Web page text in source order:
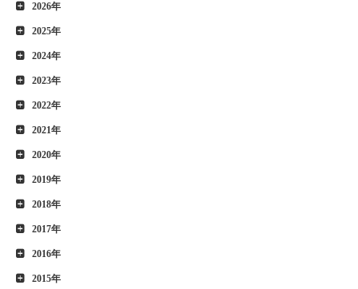
2026年
2025年
2024年
2023年
2022年
2021年
2020年
2019年
2018年
2017年
2016年
2015年